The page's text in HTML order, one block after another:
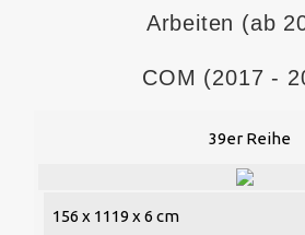
Arbeiten (ab
COM (2017 -
39er Reihe
156 x 1119 x 6 cm